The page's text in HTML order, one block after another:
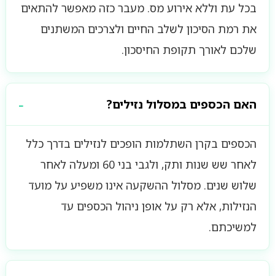
בכל עת וללא אירוע מס. מעבר כזה מאפשר להתאים
את רמת הסיכון לשלב החיים ולצרכים המשתנים
שלכם לאורך תקופת החיסכון.
האם הכספים במסלול נזילים?
הכספים בקרן השתלמות הופכים לנזילים בדרך כלל
לאחר שש שנות ותק, ולגבי בני 60 ומעלה לאחר
שלוש שנים. מסלול ההשקעה אינו משפיע על מועד
הנזילות, אלא רק על אופן ניהול הכספים עד
למשיכתם.